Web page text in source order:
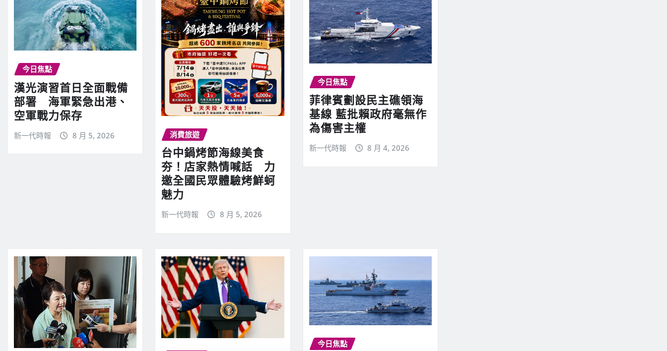
今日焦點
漢光演習首日全面戰備
部署 海軍緊急出港、
空軍戰力保存
新一代時報 8 月 5, 2026 消費旅遊
台中鍋烤節海線美食
夯！店家熱情喊話 力
邀全國民眾體驗烤鮮蚵
魅力
新一代時報 8 月 5, 2026
今日焦點
菲律賓劃設民主礁領海
基線 藍批賴政府毫無作
為傷害主權
新一代時報 8 月 4, 2026
今日焦點